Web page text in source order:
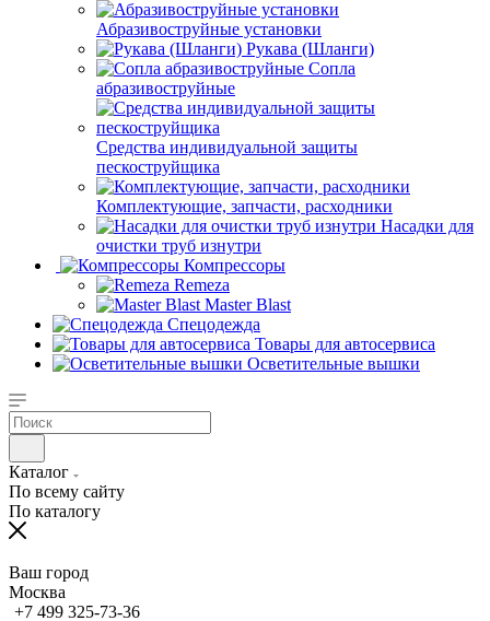
Абразивоструйные установки
Рукава (Шланги)
Сопла
абразивоструйные
Средства индивидуальной защиты
пескоструйщика
Комплектующие, запчасти, расходники
Насадки для
очистки труб изнутри
Компрессоры
Remeza
Master Blast
Спецодежда
Товары для автосервиса
Осветительные вышки
Каталог
По всему сайту
По каталогу
Ваш город
Москва
+7 499 325-73-36